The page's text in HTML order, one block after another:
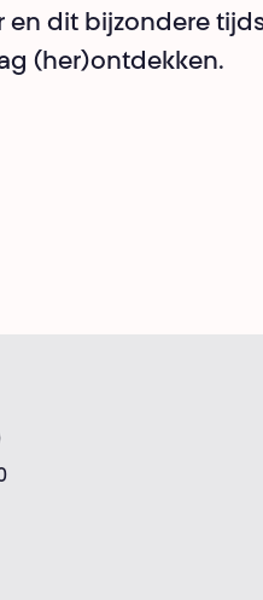
dit bijzondere
(her)ontdekken.